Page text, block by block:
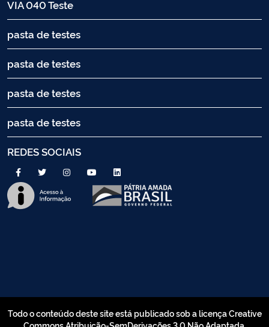
VIA 040 Teste
pasta de testes
pasta de testes
pasta de testes
pasta de testes
REDES SOCIAIS
Todo o conteúdo deste site está publicado sob a licença Creative